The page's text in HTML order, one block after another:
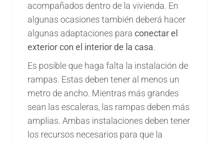
acompañados dentro de la vivienda. En
algunas ocasiones también deberá hacer
algunas adaptaciones para conectar el
exterior con el interior de la casa.
Es posible que haga falta la instalación de
rampas. Estas deben tener al menos un
metro de ancho. Mientras más grandes
sean las escaleras, las rampas deben más
amplias. Ambas instalaciones deben tener
los recursos necesarios para que la